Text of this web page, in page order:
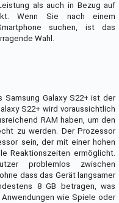
als auch in Bezug auf
Wenn Sie nach einem
suchen, ist das
Wahl.
Galaxy S22+ ist der
S22+ wird voraussichtlich
RAM haben, um den
zu werden. Der Prozessor
sein, der mit einer hohen
Reaktionszeiten ermöglicht.
problemlos zwischen
dass das Gerät langsamer
8 GB betragen, was
wie Spiele oder